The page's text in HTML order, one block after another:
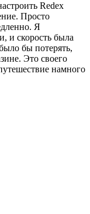
Redex
Просто
Я
и скорость была
бы потерять,
Это своего
намного